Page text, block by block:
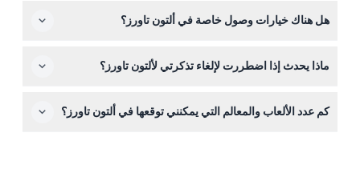
شراؤها عبر الإنترنت.
وزجاجة ماء قابلة لإعادة التعبئة. لا تنس تذكرتك المطبوعة أو
هل هناك خيارات وصول خاصة في ألتون تاورز؟
ذوي الإعاقات الجسدية أو الصعوبات التعلمية/العاطفية. يمكنك
ماذا يحدث إذا اضطررت لإلغاء تذكرتي لألتون تاورز؟
الشروط عند الحجز عبر الإنترنت هنا. العديد من التذاكر غير قابلة
كم عدد الألعاب والمعالم التي يمكنني توقعها في ألتون تاورز؟